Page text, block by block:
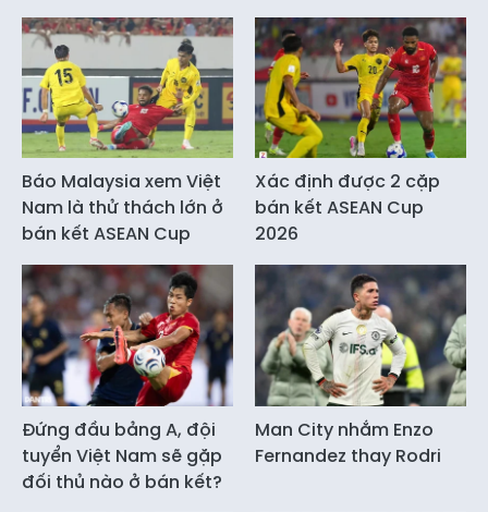
Báo Malaysia xem Việt
Nam là thử thách lớn ở
bán kết ASEAN Cup
Xác định được 2 cặp
bán kết ASEAN Cup
2026
Đứng đầu bảng A, đội
tuyển Việt Nam sẽ gặp
đối thủ nào ở bán kết?
Man City nhắm Enzo
Fernandez thay Rodri